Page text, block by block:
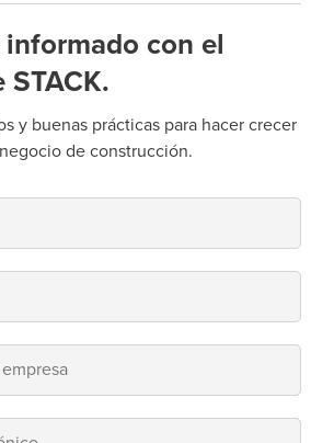
con el
y buenas prácticas para hacer crecer
de construcción.